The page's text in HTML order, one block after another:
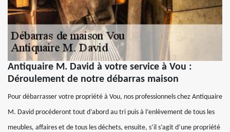
Antiquaire M. David à votre service à Vou :
Déroulement de notre débarras maison
Pour débarrasser votre propriété à Vou, nos professionnels chez Antiquaire
M. David procéderont tout d’abord au tri puis à l’enlèvement de tous les
meubles, affaires et de tous les déchets, ensuite, s’il s’agit d’une propriété